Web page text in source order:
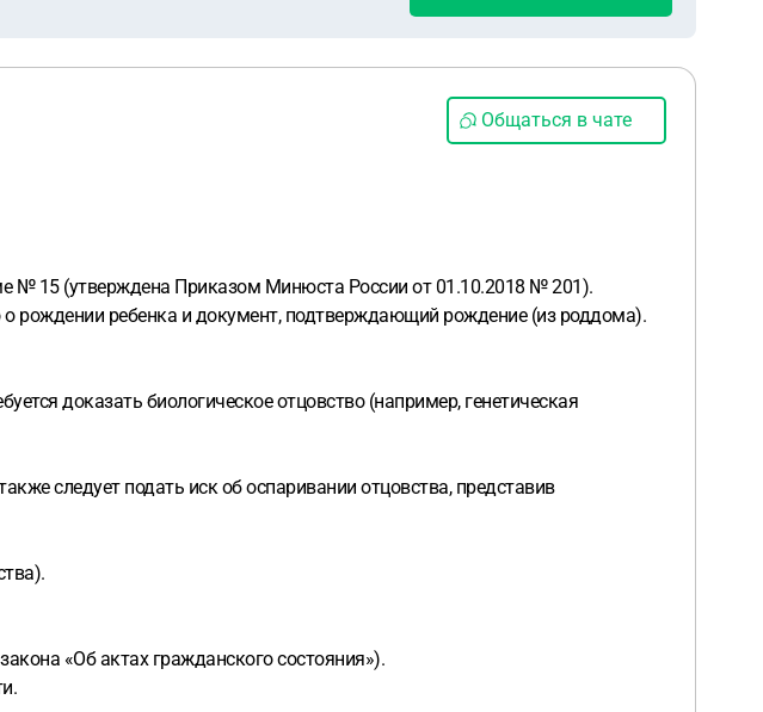
Общаться в чате
№ 15 (утверждена Приказом Минюста России от 01.10.2018 № 201).
рождении ребенка и документ, подтверждающий рождение (из роддома).
доказать биологическое отцовство (например, генетическая
следует подать иск об оспаривании отцовства, представив
«Об актах гражданского состояния»).